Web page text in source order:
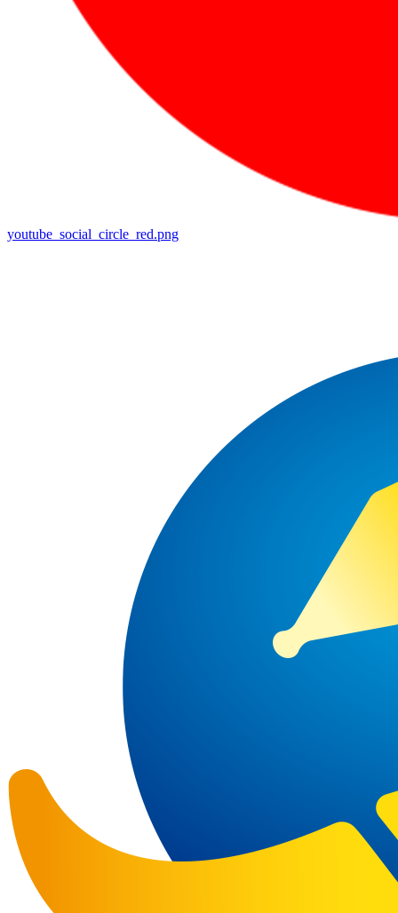
youtube_social_circle_red.png